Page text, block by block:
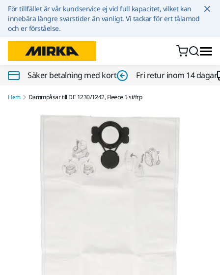
Hoppa till innehållet
För tillfället är vår kundservice ej vid full kapacitet, vilket kan
innebära längre svarstider än vanligt. Vi tackar för ert tålamod
och er förståelse.
Säker betalning med kort Fri retur inom 14 dagar
Hem Dammpåsar till DE 1230/1242, Fleece 5 st/frp